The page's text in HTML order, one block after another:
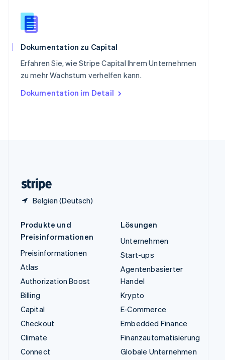
Dokumentation zu Capital
Erfahren Sie, wie Stripe Capital Ihrem Unternehmen
zu mehr Wachstum verhelfen kann.
Dokumentation im Detail
Belgien (Deutsch)
English
Spanien
Español
Thailand
Tschechische Republik
English
English
Produkte und
Preisinformationen
Preisinformationen
Atlas
Authorization Boost
Billing
Capital
Checkout
Climate
Connect
Lösungen
Unternehmen
Start-ups
Agentenbasierter
Handel
Krypto
E-Commerce
Embedded Finance
Finanzautomatisierung
Globale Unternehmen